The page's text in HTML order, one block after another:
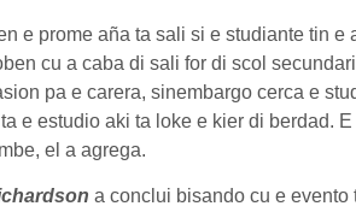
e prome aña ta sali si e studiante tin
cu a caba di sali for di scol
pa e carera, sinembargo cerca e
e estudio aki ta loke e kier di berdad.
el a agrega.
a conclui bisando cu e evento